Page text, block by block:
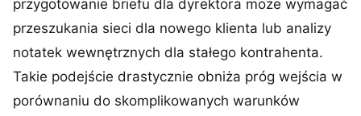
przygotowanie briefu dla dyrektora może wymagać
przeszukania sieci dla nowego klienta lub analizy
notatek wewnętrznych dla stałego kontrahenta.
Takie podejście drastycznie obniża próg wejścia w
porównaniu do skomplikowanych warunków